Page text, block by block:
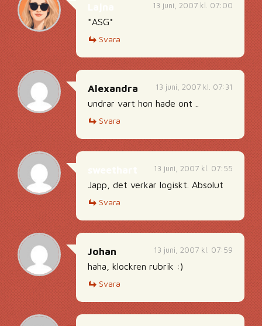
13 juni, 2007 kl. 07:00
*ASG*
Svara
13 juni, 2007 kl. 07:31
Alexandra
undrar vart hon hade ont ..
Svara
13 juni, 2007 kl. 07:55
Japp, det verkar logiskt. Absolut
Svara
13 juni, 2007 kl. 07:59
Johan
haha, klockren rubrik :)
Svara